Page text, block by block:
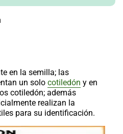
en la semilla; las
un solo cotiledón y en
cotiledón; además
realizan la
para su identificación.